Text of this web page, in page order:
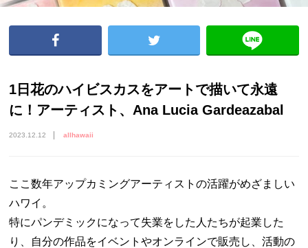
1日花のハイビスカスをアートで描いて永遠
に！アーティスト、Ana Lucia Gardeazabal
2023.12.12 allhawaii
ここ数年アップカミングアーティストの活躍がめざましい
ハワイ。
特にパンデミックになって失業をした人たちが起業した
り、自分の作品をイベントやオンラインで販売し、活動の